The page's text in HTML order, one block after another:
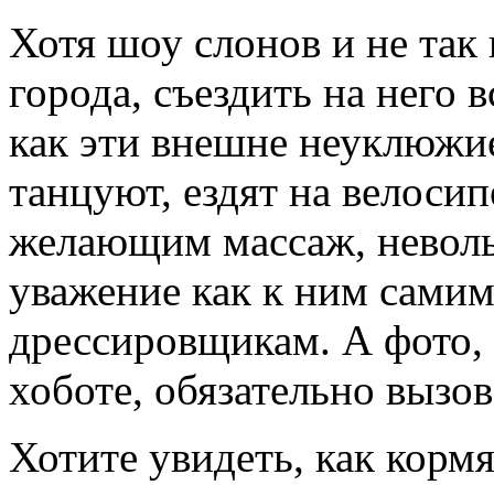
Хотя шоу слонов и не
города, съездить на него
как эти внешне
танцуют, ездят на
желающим массаж,
уважение как к ним
дрессировщикам. А фото,
хоботе, обязательно
Хотите увидеть, как